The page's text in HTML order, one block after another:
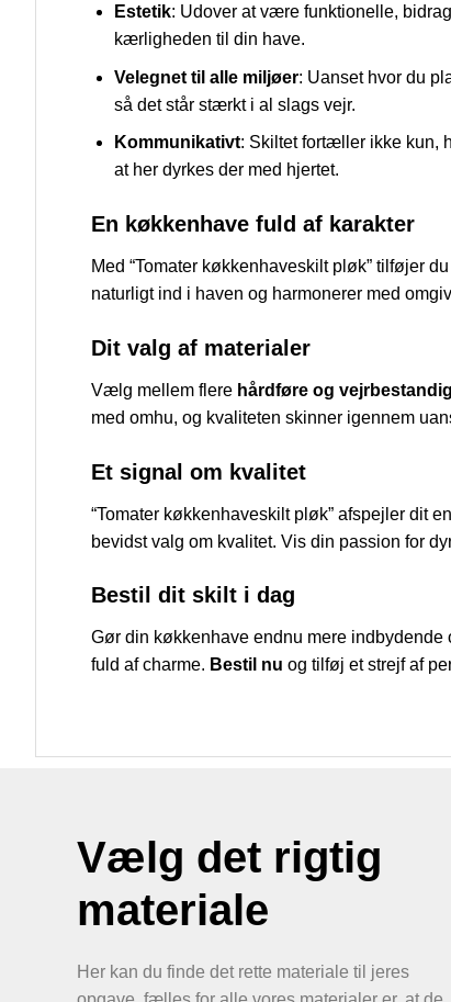
Estetik: Udover at være funktionelle,
kærligheden til din have.
Velegnet til alle miljøer: Uanset hvor du
så det står stærkt i al slags vejr.
Kommunikativt: Skiltet fortæller ikke kun,
at her dyrkes der med hjertet.
En køkkenhave fuld af karakter
Med “Tomater køkkenhaveskilt pløk” tilføjer
naturligt ind i haven og harmonerer med
Dit valg af materialer
Vælg mellem flere hårdføre og
med omhu, og kvaliteten skinner igennem
Et signal om kvalitet
“Tomater køkkenhaveskilt pløk” afspejler dit
bevidst valg om kvalitet. Vis din passion for
Bestil dit skilt i dag
Gør din køkkenhave endnu mere indbydende
fuld af charme. Bestil nu og tilføj et strejf af
Vælg det rigtig
materiale
Her kan du finde det rette materiale til jeres